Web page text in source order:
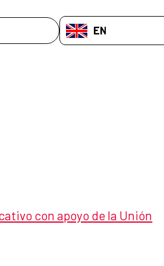
EN-GB
con apoyo de la Unión